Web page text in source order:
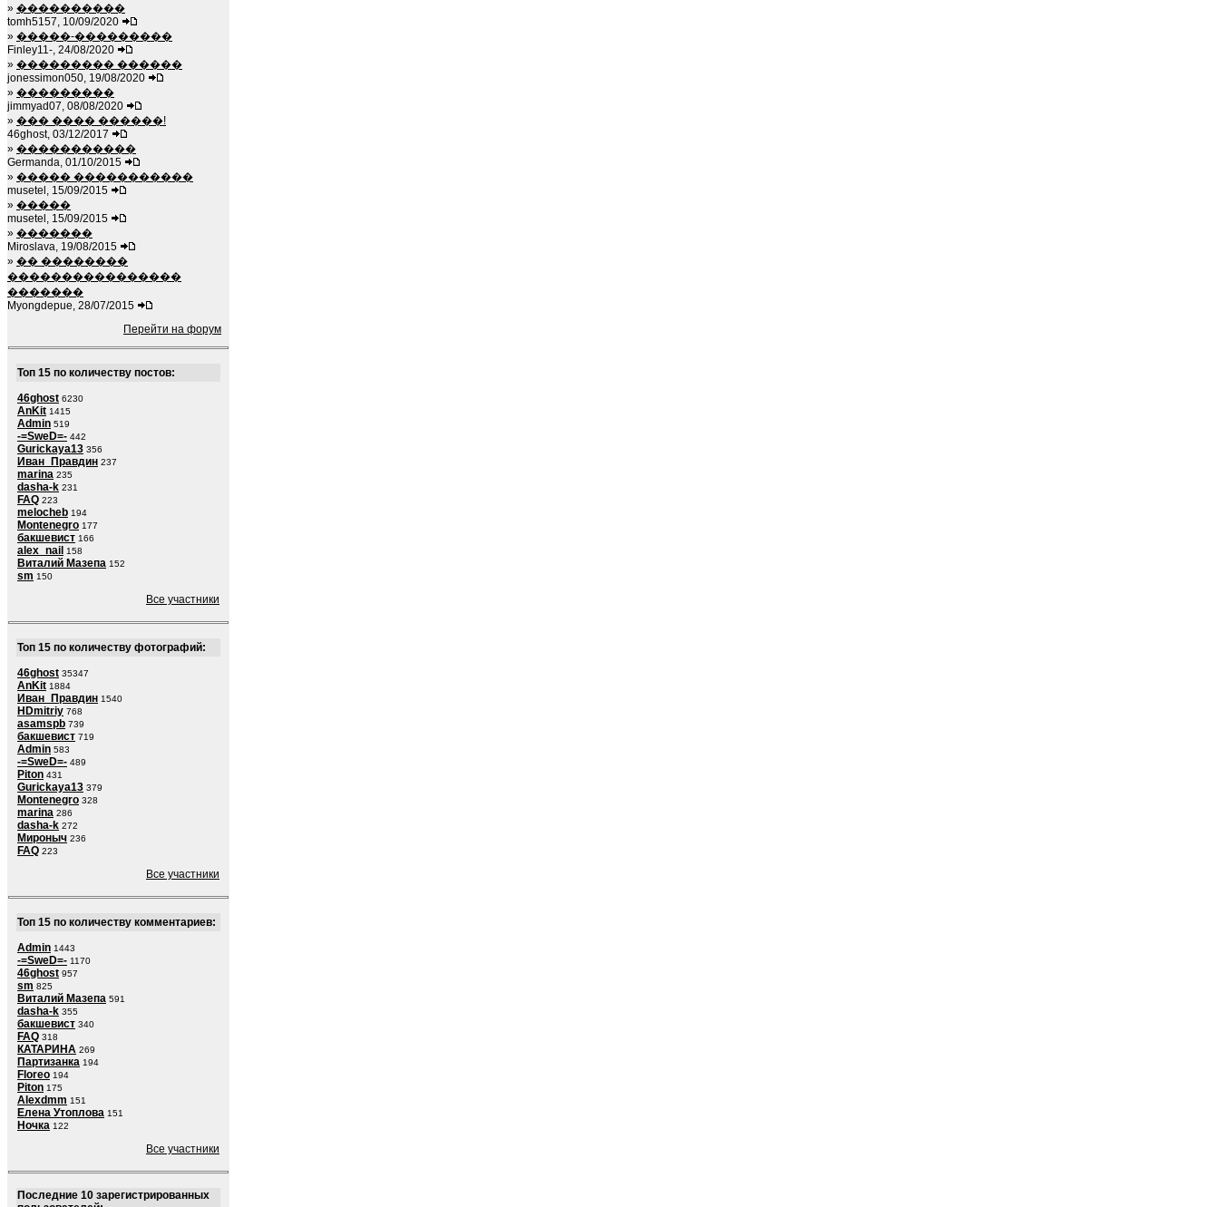
» ����������
tomh5157, 10/09/2020
» �����-���������
Finley11-, 24/08/2020
» ��������� ������
jonessimon050, 19/08/2020
» ���������
jimmyad07, 08/08/2020
» ��� ���� ������!
46ghost, 03/12/2017
» �����������
Germanda, 01/10/2015
» ����� �����������
musetel, 15/09/2015
» �����
musetel, 15/09/2015
» �������
Miroslava, 19/08/2015
» �� ��������
����������������
�������
Myongdepue, 28/07/2015
Перейти на форум
Топ 15 по количеству постов:
46ghost 6230
AnKit 1415
Admin 519
-=SweD=- 442
Gurickaya13 356
Иван_Правдин 237
marina 235
dasha-k 231
FAQ 223
melocheb 194
Montenegro 177
бакшевист 166
alex_nail 158
Виталий Мазепа 152
sm 150
Все участники
Топ 15 по количеству фотографий:
46ghost 35347
AnKit 1884
Иван_Правдин 1540
HDmitriy 768
asamspb 739
бакшевист 719
Admin 583
-=SweD=- 489
Piton 431
Gurickaya13 379
Montenegro 328
marina 286
dasha-k 272
Мироныч 236
FAQ 223
Все участники
Топ 15 по количеству комментариев:
Admin 1443
-=SweD=- 1170
46ghost 957
sm 825
Виталий Мазепа 591
dasha-k 355
бакшевист 340
FAQ 318
КАТАРИНА 269
Партизанка 194
Floreo 194
Piton 175
Alexdmm 151
Елена Утоплова 151
Ночка 122
Все участники
Последние 10 зарегистрированных